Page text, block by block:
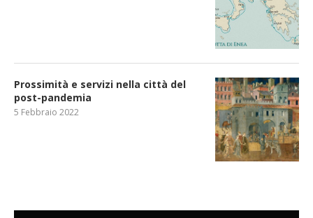
Prossimità e servizi nella città del
post-pandemia
5 Febbraio 2022